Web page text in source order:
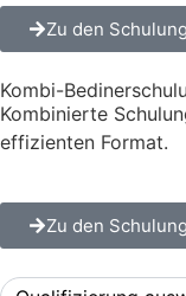
Zu den
Kombi-
Kombinierte
effizienten Format.
Zu den